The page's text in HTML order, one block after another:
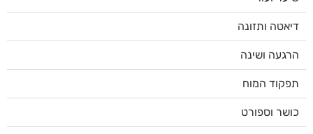
דיאטה ותזונה
הרגעה ושינה
תפקוד המוח
כושר וספורט